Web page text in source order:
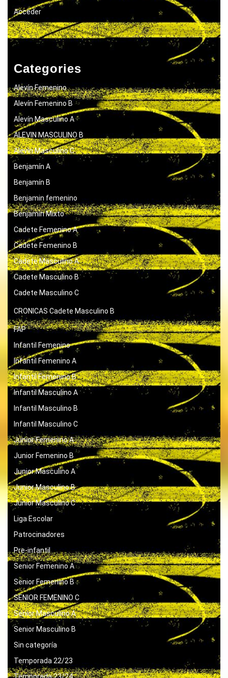
Acceder
Categories
Alevín Femenino
Alevín Femenino B
Alevín Masculino A
ALEVIN MASCULINO B
Alevín Masculino C
Benjamín A
Benjamín B
Benjamin femenino
Benjamín Mixto
Cadete Femenino A
Cadete Femenino B
Cadete Masculino A
Cadete Masculino B
Cadete Masculino C
CRONICAS Cadete Masculino B
FAP
Infantil Femenino
Infantil Femenino A
Infantil Femenino B
Infantil Masculino A
Infantil Masculino B
Infantil Masculino C
Junior Femenino A
Junior Femenino B
Junior Masculino A
Junior Masculino B
Junior Masculino C
Liga Escolar
Patrocinadores
Pre-infantil
Senior Femenino A
Senior Femenino B
SENIOR FEMENINO C
Senior Masculino A
Senior Masculino B
Sin categoría
Temporada 22/23
Temporada 23/24